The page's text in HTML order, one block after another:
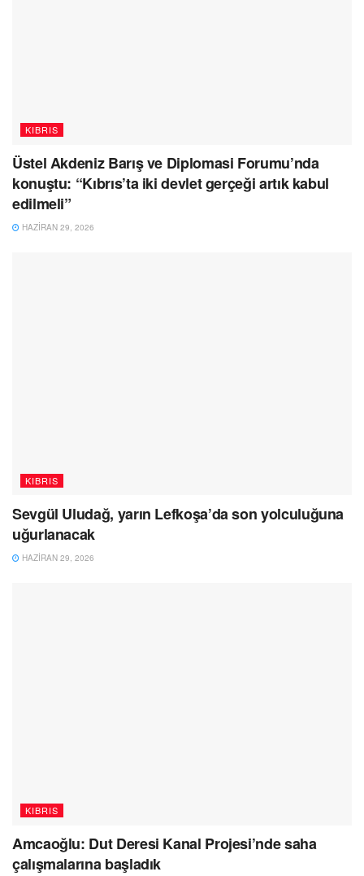
KIBRIS
Üstel Akdeniz Barış ve Diplomasi Forumu’nda
konuştu: “Kıbrıs’ta iki devlet gerçeği artık kabul
edilmeli”
HAZIRAN 29, 2026
KIBRIS
Sevgül Uludağ, yarın Lefkoşa’da son yolculuğuna
uğurlanacak
HAZIRAN 29, 2026
KIBRIS
Amcaoğlu: Dut Deresi Kanal Projesi’nde saha
çalışmalarına başladık